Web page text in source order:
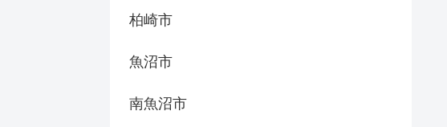
柏崎市
魚沼市
南魚沼市